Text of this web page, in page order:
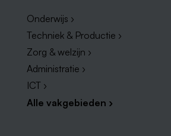
Onderwijs ›
Techniek & Productie ›
Zorg & welzijn ›
Administratie ›
ICT ›
Alle vakgebieden ›